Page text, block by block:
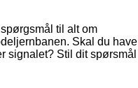
til alt om
Skal du have
signalet? Stil dit spørsmål